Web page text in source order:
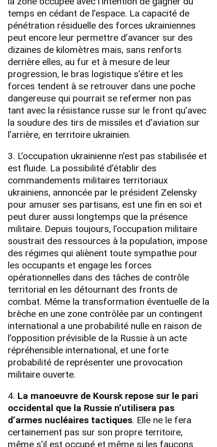
temps en cédant de l’espace. La capacité de
pénétration résiduelle des forces ukrainiennes
peut encore leur permettre d’avancer sur des
dizaines de kilomètres mais, sans renforts
derrière elles, au fur et à mesure de leur
progression, le bras logistique s’étire et les
forces tendent à se retrouver dans une poche
dangereuse qui pourrait se refermer non pas
tant avec la résistance russe sur le front qu’avec
la soudure des tirs de missiles et d’aviation sur
l’arrière, en territoire ukrainien.
3. L’occupation ukrainienne n’est pas stabilisée et
est fluide. La possibilité d’établir des
commandements militaires territoriaux
ukrainiens, annoncée par le président Zelensky
pour amuser ses partisans, est une fin en soi et
peut durer aussi longtemps que la présence
militaire. Depuis toujours, l’occupation militaire
soustrait des ressources à la population, impose
des régimes qui aliènent toute sympathie pour
les occupants et engage les forces
opérationnelles dans des tâches de contrôle
territorial en les détournant des fronts de
combat. Même la transformation éventuelle de la
brèche en une zone contrôlée par un contingent
international a une probabilité nulle en raison de
l’opposition prévisible de la Russie à un acte
répréhensible international, et une forte
probabilité de représenter une provocation
militaire ouverte.
4. La manoeuvre de Koursk repose sur le pari
occidental que la Russie n’utilisera pas
d’armes nucléaires tactiques. Elle ne le fera
certainement pas sur son propre territoire,
même s’il est occupé et même si les faucons